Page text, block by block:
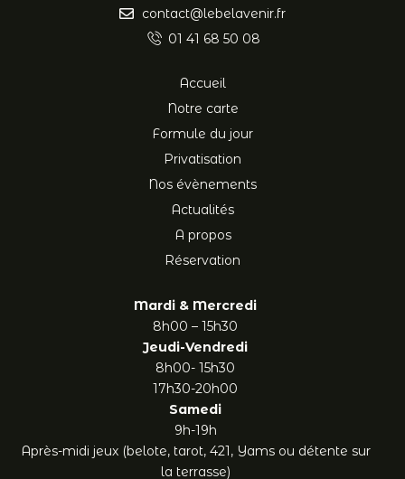
contact@lebelavenir.fr
01 41 68 50 08
Accueil
Notre carte
Formule du jour
Privatisation
Nos évènements
Actualités
A propos
Réservation
Mardi & Mercredi
8h00 – 15h30
Jeudi-Vendredi
8h00- 15h30
17h30-20h00
Samedi
9h-19h
Après-midi jeux (belote, tarot, 421, Yams ou détente sur
la terrasse)